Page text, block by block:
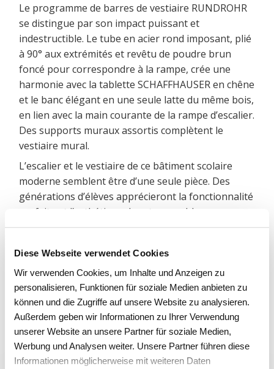
Diese Webseite verwendet Cookies
Wir verwenden Cookies, um Inhalte und Anzeigen zu
personalisieren, Funktionen für soziale Medien anbieten zu
können und die Zugriffe auf unsere Website zu analysieren.
Außerdem geben wir Informationen zu Ihrer Verwendung
unserer Website an unsere Partner für soziale Medien,
Werbung und Analysen weiter. Unsere Partner führen diese
Informationen möglicherweise mit weiteren Daten
Le programme de barres de vestiaire RUNDROHR
se distingue par son impact puissant et
indestructible. Le tube en acier rond imposant, plié
à 90° aux extrémités et revêtu de poudre brun
foncé pour correspondre à la rampe, crée une
harmonie avec la tablette SCHAFFHAUSER en chêne
et le banc élégant en une seule latte du même bois,
en lien avec la main courante de la rampe d’escalier.
Des supports muraux assortis complètent le
vestiaire mural.
L’escalier et le vestiaire de ce bâtiment scolaire
moderne semblent être d’une seule pièce. Des
générations d’élèves apprécieront la fonctionnalité
parfaite et l’esthétique de cet ensemble.
LIENS
Übersicht Garderoben und
Umkleideschränke
Röck Baggenstos Architekten
CATÉGORIE
Vestiaires, armoires et casiers